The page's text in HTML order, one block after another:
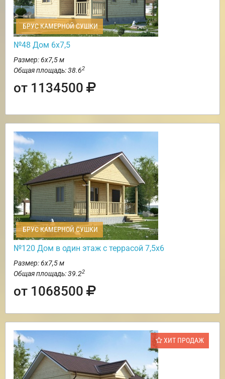
БРУС КАМЕРНОЙ СУШКИ
№48 Дом 6х7,5
Размер: 6х7,5 м
Общая площадь: 38.62
от 1134500
БРУС КАМЕРНОЙ СУШКИ
№120 Дом в один этаж с террасой 7,5х6
Размер: 6х7,5 м
Общая площадь: 39.22
от 1068500
ХИТ ПРОДАЖ